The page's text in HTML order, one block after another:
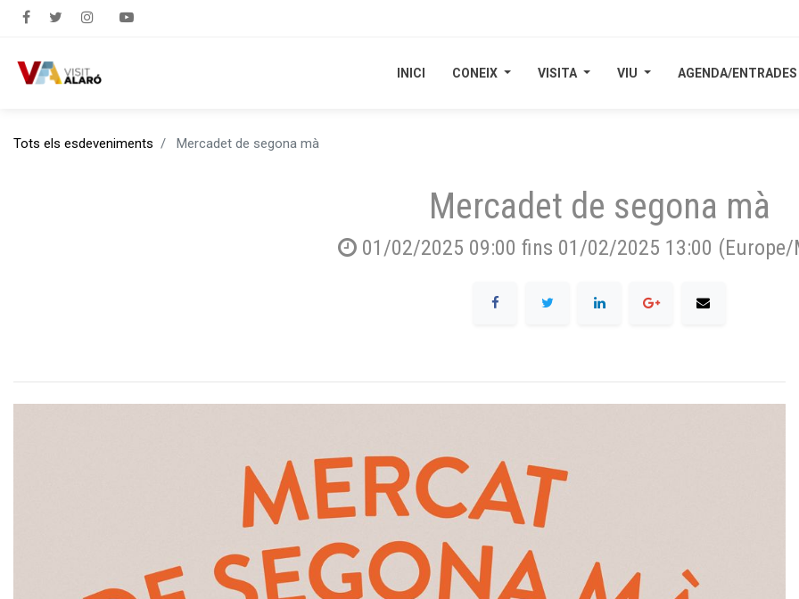
INICI CONEIX VISITA VIU AGENDA/ENTRADES
INICI CONEIX VISITA VIU AGENDA/ENTRADES
Tots els esdeveniments Mercadet de segona mà
Mercadet de segona mà
01/02/2025 09:00 fins 01/02/2025 13:00 (Europe/